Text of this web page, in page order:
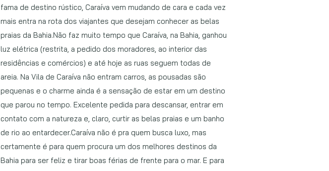
fama de destino rústico, Caraíva vem mudando de cara e cada vez
mais entra na rota dos viajantes que desejam conhecer as belas
praias da Bahia.Não faz muito tempo que Caraíva, na Bahia, ganhou
luz elétrica (restrita, a pedido dos moradores, ao interior das
residências e comércios) e até hoje as ruas seguem todas de
areia. Na Vila de Caraíva não entram carros, as pousadas são
pequenas e o charme ainda é a sensação de estar em um destino
que parou no tempo. Excelente pedida para descansar, entrar em
contato com a natureza e, claro, curtir as belas praias e um banho
de rio ao entardecer.Caraíva não é pra quem busca luxo, mas
certamente é para quem procura um dos melhores destinos da
Bahia para ser feliz e tirar boas férias de frente para o mar. E para